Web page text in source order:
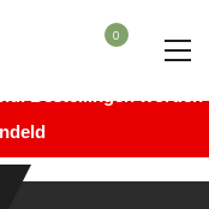
winkel gesloten vanaf
6 augustus. Vanaf
0